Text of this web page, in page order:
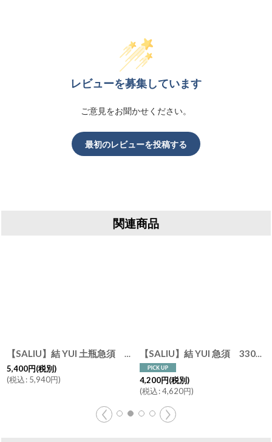
レビューを募集しています
ご意見をお聞かせください。
最初のレビューを投稿する
関連商品
【SALIU】結 YUI 土瓶急須 330ml 美濃焼 磁器 日本製 [3058
5,400円(税別)
(税込: 5,940円)
【SALIU】結 YUI 急須 330ml 横手 白 灰 浅葱 墨 美濃焼
4,200円(税別)
(税込:4,620円)